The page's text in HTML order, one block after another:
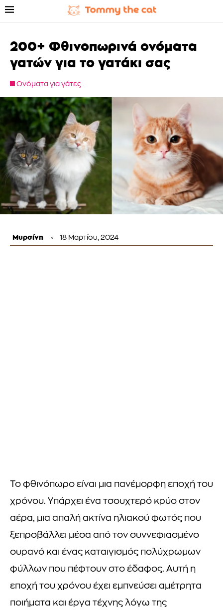
200+ Φθινοπωρινά ονόματα
γατών για το γατάκι σας
Ονόματα για γάτες
Μυρσίνη 18 Μαρτίου, 2024
Το φθινόπωρο είναι μια πανέμορφη εποχή του
χρόνου. Υπάρχει ένα τσουχτερό κρύο στον
αέρα, μια απαλή ακτίνα ηλιακού φωτός που
ξεπροβάλλει μέσα από τον συννεφιασμένο
ουρανό και ένας καταιγισμός πολύχρωμων
φύλλων που πέφτουν στο έδαφος. Αυτή η
εποχή του χρόνου έχει εμπνεύσει αμέτρητα
ποιήματα και έργα τέχνης λόγω της